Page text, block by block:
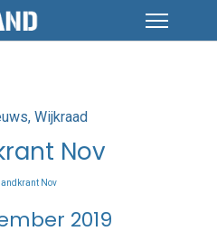
Wijkraad
Nov
Nov
2019